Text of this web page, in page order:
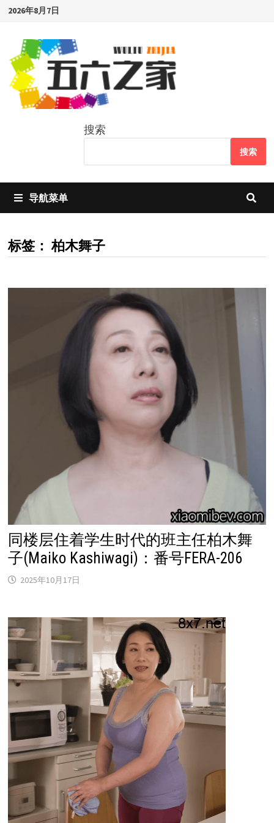
Skip
content
2026年8月7日
搜索
搜索
导航菜单
标签：柏木舞子
同楼层住着学生时代的班主任柏木舞
子(Maiko Kashiwagi)：番号FERA-206
2025年10月17日